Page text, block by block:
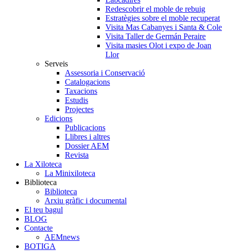
Redescobrir el moble de rebuig
Estratègies sobre el moble recuperat
Visita Mas Cabanyes i Santa & Cole
Visita Taller de Germán Peraire
Visita masies Olot i expo de Joan
Llor
Serveis
Assessoria i Conservació
Catalogacions
Taxacions
Estudis
Projectes
Edicions
Publicacions
Llibres i altres
Dossier AEM
Revista
La Xiloteca
La Minixiloteca
Biblioteca
Biblioteca
Arxiu gràfic i documental
El teu bagul
BLOG
Contacte
AEMnews
BOTIGA